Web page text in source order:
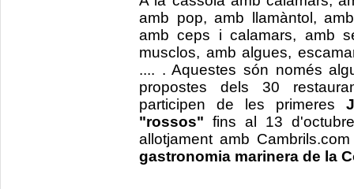
amb pop, amb llamàntol , amb
amb ceps i calamars, amb
musclos, amb algues,
.... . Aquestes són només
propostes dels
30
participen de les
primeres
"rossos" fins al 13
allotjament amb Cambrils.com
gastronomia marinera de la